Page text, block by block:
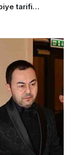
tarifi…